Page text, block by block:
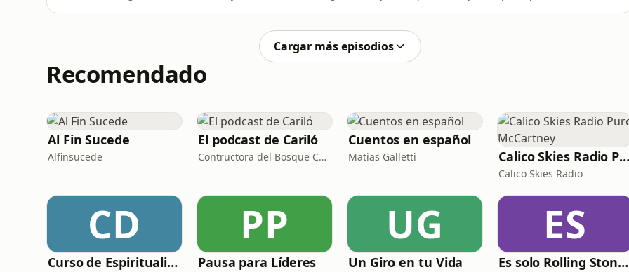
Cargar más episodios
Recomendado
Al Fin Sucede
Alfinsucede
El podcast de Cariló
Contructora del Bosque Cariló
Cuentos en español
Matias Galletti Calico Skies Radio
Calico Skies Radio
CD
Curso de Espiritualidad: De la Conversión a la Santidad
PP
Pausa para Líderes
UG
Un Giro en tu Vida
ES
Es solo Rolling Stones (el PodcaStone)